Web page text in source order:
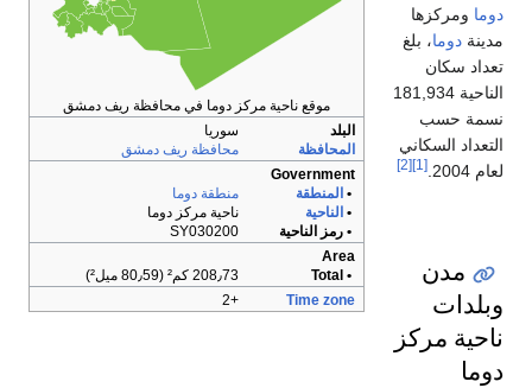
موقع ناحية مركز دوما في محافظة ريف دمشق
البلد
سوريا
المحافظة
محافظة ريف دمشق
Government
• المنطقة
منطقة دوما
• الناحية
ناحية مركز دوما
• رمز الناحية
SY030200
Area
• Total
208٫73 كم² (80٫59 ميل²)
Time zone
+2
دوما ومركزها
مدينة دوما، بلغ
تعداد سكان
الناحية 181,934
نسمة حسب
التعداد السكاني
لعام 2004.
[1]
[2]
مدن
وبلدات
ناحية مركز
دوما